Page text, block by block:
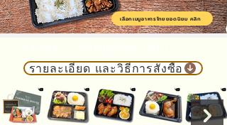
เลือกเมนูอาหารไทยยอดนิยม คลิก
รายละเอียด และวิธีการสั่งซื้อ